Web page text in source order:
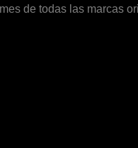
de todas las marcas